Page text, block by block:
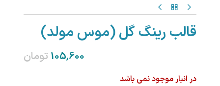
قالب رینگ گل (موس مولد)
تومان
در انبار موجود نمی باشد